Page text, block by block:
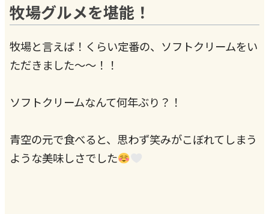
牧場グルメを堪能！
牧場と言えば！くらい定番の、ソフトクリームをい
ただきました～～！！
ソフトクリームなんて何年ぶり？！
青空の元で食べると、思わず笑みがこぼれてしまう
ような美味しさでした